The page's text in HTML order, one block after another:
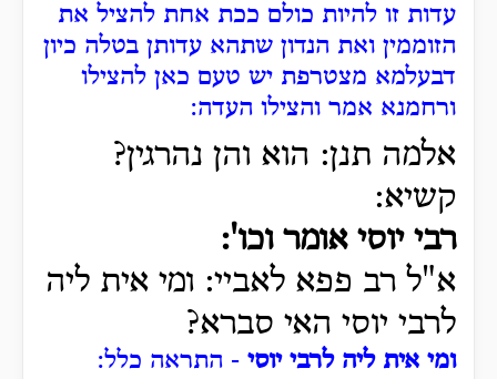
עדות זו להיות כולם ככת אחת להציל את
הזוממין ואת הנדון שתהא עדותן בטלה כיון
דבעלמא מצטרפת יש טעם כאן להצילו
ורחמנא אמר והצילו העדה:
אלמה תנן: הוא והן נהרגין?
קשיא:
רבי יוסי אומר וכו':
א"ל רב פפא לאביי: ומי אית ליה
לרבי יוסי האי סברא?
ומי אית ליה לרבי יוסי - התראה כלל: